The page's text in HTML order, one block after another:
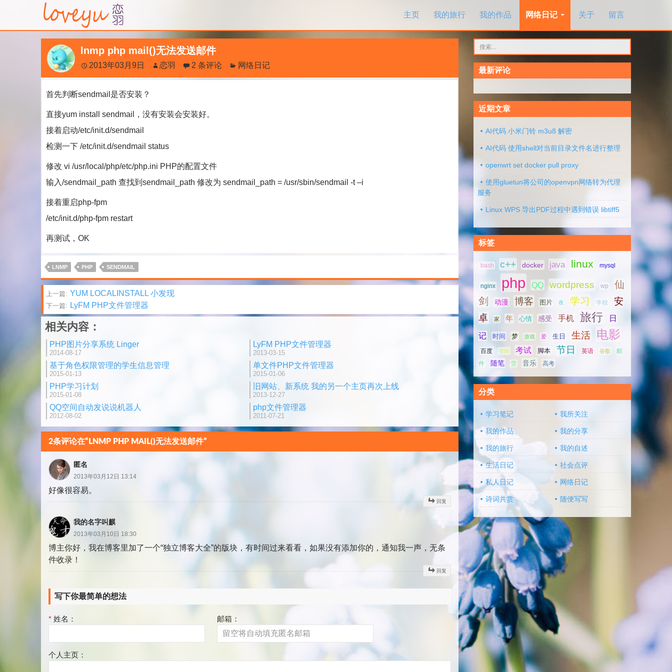
主页
我的旅行 我的作品 网络日记 关于 留言
lnmp php mail()无法发送邮件
2013年03月9日 恋羽 2 条评论 网络日记
首先判断sendmail是否安装？
直接yum install sendmail，没有安装会安装好。
接着启动/etc/init.d/sendmail
检测一下 /etc/init.d/sendmail status
修改 vi /usr/local/php/etc/php.ini PHP的配置文件
输入/sendmail_path 查找到sendmail_path 修改为 sendmail_path = /usr/sbin/sendmail -t –i
接着重启php-fpm
/etc/init.d/php-fpm restart
再测试，OK
LNMP PHP SENDMAIL
文
章
分
页
上一篇: YUM LOCALINSTALL 小发现
下一篇: LyFM PHP文件管理器
相关内容：
PHP图片分享系统 Linger
2014-08-17
LyFM PHP文件管理器
2013-03-15
基于角色权限管理的学生信息管理
2015-01-13
单文件PHP文件管理器
2015-01-06
PHP学习计划
2015-01-08
旧网站、新系统 我的另一个主页再次上线
2013-12-27
QQ空间自动发说说机器人
2012-08-02
php文件管理器
2011-07-21
2条评论在“LNMP PHP MAIL()无法发送邮件”
匿名
2013年03月12日 13:14
好像很容易。
回复
我的名字叫麒
2013年03月10日 18:30
博主你好，我在博客里加了一个“独立博客大全”的版块，有时间过来看看，如果没有添加你的，通知我一声，无条
件收录！
回复
写下你最简单的想法
* 姓名： 邮箱：
个人主页：
索：
最新评论
近期文章
AI代码 小米门铃 m3u8 解密
AI代码 使用shell对当前目录文件名进行整理
openwrt set docker pull proxy
使用gluetun将公司的openvpn网络转为代理
服务
Linux WPS 导出PDF过程中遇到错误 libtiff5
标签
bash c++ docker java linux mysql
nginx php QQ wordpress wp
仙
剑
动漫 博客 图片 夜 学习 学校
安
卓
家 年 心情 感受 手机 旅行 日
记 时间 梦 游戏 爱 生日 生活 电影
百度 空间 考试 脚本 节日 英语 谷歌 邮
件 随笔 雪 音乐 高考
分类
学习笔记 我所关注
我的作品 我的分享
我的旅行 我的自述
生活日记 社会点评
私人日记 网络日记
诗词共赏 随便写写